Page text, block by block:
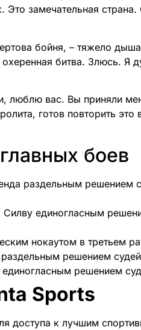
Это замечательная
бойня, – тяжело
битва. Злюсь. Я
люблю вас. Вы приняли
готов повторить это
боев
раздельным решением
единогласным
нокаутом в третьем
решением судей
решением
Sports
доступа к лучшим